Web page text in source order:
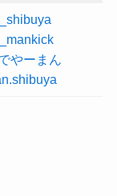
やーまん